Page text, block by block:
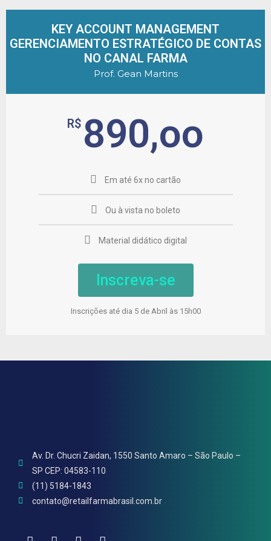
KEY ACCOUNT MANAGEMENT
GERENCIAMENTO ESTRATÉGICO DE CONTAS
NO CANAL FARMA
Prof. Gean Martins
R$ 890,oo
Em até 6x no cartão
Ou à vista no boleto
Material didático digital
Inscreva-se
Inscrições até dia 5 de Abril às 15h00
Av. Dr. Chucri Zaidan, 1550 Santo Amaro – São Paulo –
SP CEP: 04583-110
(11) 5184-1843
contato@retailfarmabrasil.com.br